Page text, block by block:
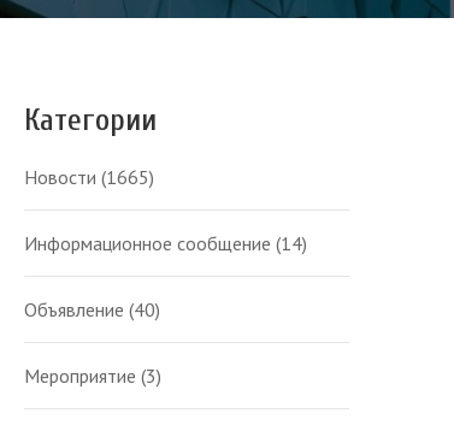
Категории
Новости (1665)
Информационное сообщение (14)
Объявление (40)
Мероприятие (3)